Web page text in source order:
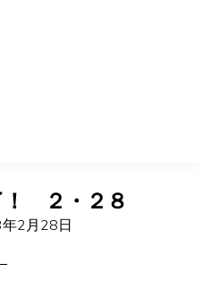
！ ２・２８
2月28日